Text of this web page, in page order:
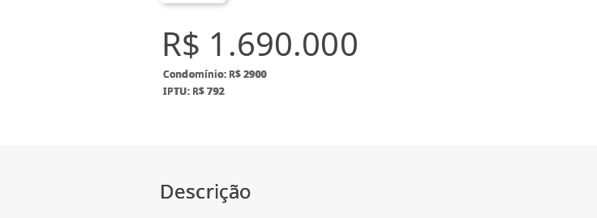
R$ 1.690.000
Condomínio: R$ 2900
IPTU: R$ 792
Descrição